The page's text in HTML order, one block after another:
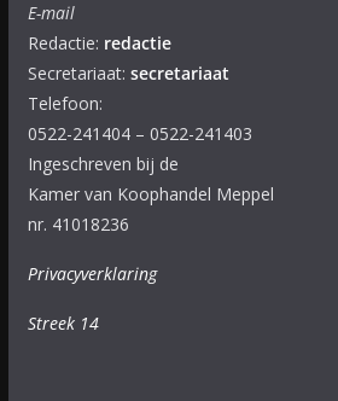
E-mail
Redactie: redactie
Secretariaat: secretariaat
Telefoon:
0522-241404 – 0522-241403
Ingeschreven bij de
Kamer van Koophandel Meppel
nr. 41018236
Privacyverklaring
Streek 14